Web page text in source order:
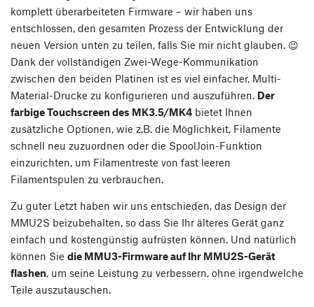
komplett überarbeiteten Firmware – wir haben uns
entschlossen, den gesamten Prozess der Entwicklung der
neuen Version unten zu teilen, falls Sie mir nicht glauben. 😉
Dank der vollständigen Zwei-Wege-Kommunikation
zwischen den beiden Platinen ist es viel einfacher, Multi-
Material-Drucke zu konfigurieren und auszuführen. Der
farbige Touchscreen des MK3.5/MK4 bietet Ihnen
zusätzliche Optionen, wie z.B. die Möglichkeit, Filamente
schnell neu zuzuordnen oder die SpoolJoin-Funktion
einzurichten, um Filamentreste von fast leeren
Filamentspulen zu verbrauchen.
Zu guter Letzt haben wir uns entschieden, das Design der
MMU2S beizubehalten, so dass Sie Ihr älteres Gerät ganz
einfach und kostengünstig aufrüsten können. Und natürlich
können Sie die MMU3-Firmware auf Ihr MMU2S-Gerät
flashen, um seine Leistung zu verbessern, ohne irgendwelche
Teile auszutauschen.